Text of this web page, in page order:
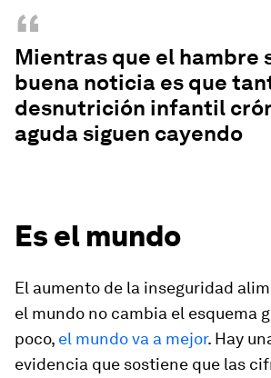
“
Mientras que el hambre
buena noticia es que
desnutrición infantil
aguda siguen cayendo
Es el mundo
El aumento de la inseguridad
el mundo no cambia el esquema
poco, el mundo va a mejor. Hay
evidencia que sostiene que las